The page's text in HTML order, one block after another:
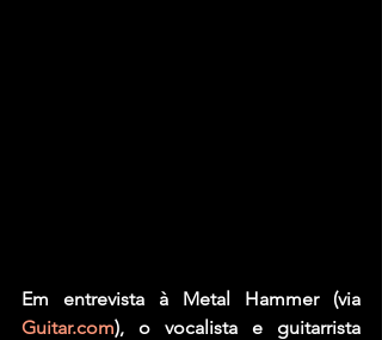
Em entrevista à Metal Hammer
Guitar.com), o vocalista e guitarrista